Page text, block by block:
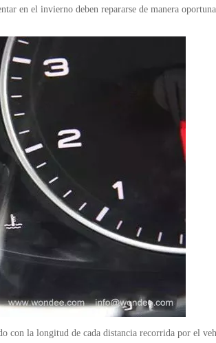
en el invierno deben repararse de manera
con la longitud de cada distancia recorrida por el